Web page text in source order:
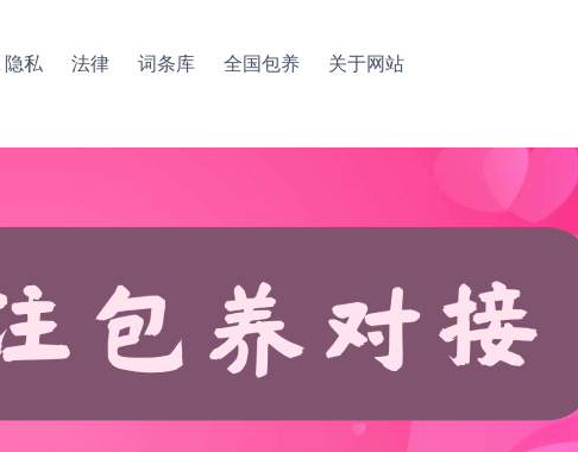
隐私 法律 词条库 全国包养 关于网站